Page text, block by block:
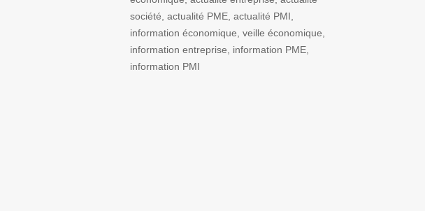
société, actualité PME, actualité PMI,
information économique, veille économique,
information entreprise, information PME,
information PMI